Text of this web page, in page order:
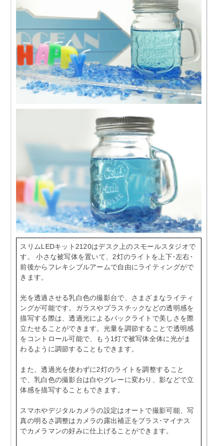
スリムLEDキット2120はデスク上のスモールスタジオで
す。 小さな被写体を置いて、2灯のライトを上下･左右･
前後からフレキシブルアームで自由にライティングがで
きます。
光を透過させる乳白色の撮影台で、さまざまなライティ
ングが可能です。ガラスやプラスチックなどの透明感を
描写する際は、透過光によるバックライトで美しさを際
立たせることができます。光量を調節することで透明感
をコントロール可能で、もう1灯で被写体全体に光がま
わるように調節することもできます。
また、透過光を使わずに2灯のライトを調整すること
で、乳白色の撮影台は白やグレーに変わり、影などで立
体感を描写することもできます。
スマホやデジタルカメラの設定はオートで撮影可能、写
真の明るさ調整はカメラの露出補正をプラス･マイナス
でカメラマンの好みに仕上げることができます。